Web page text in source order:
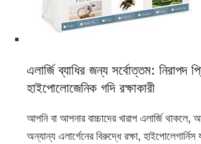
এলার্জি ব্যাধির জন্য সর্বোত্তম: নিরাপদ
হাইপোলোজেনিক গদি রক্ষাকারী
আপনি বা আপনার বাচ্চাদের খারাপ এলার্জি
অন্যান্য এলার্গেনের বিরুদ্ধে রক্ষা,